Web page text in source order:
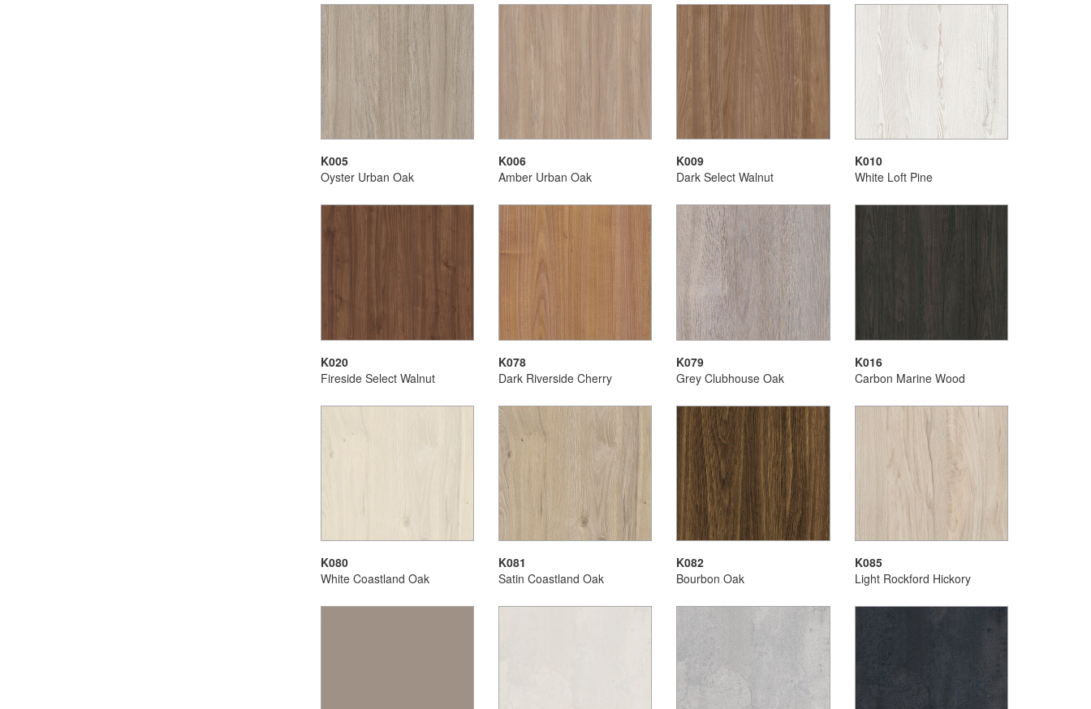
K005
Oyster Urban Oak
K006
Amber Urban Oak
K009
Dark Select Walnut
K010
White Loft Pine
K020
Fireside Select Walnut
K078
Dark Riverside Cherry
K079
Grey Clubhouse Oak
K016
Carbon Marine Wood
K080
White Coastland Oak
K081
Satin Coastland Oak
K082
Bourbon Oak
K085
Light Rockford Hickory